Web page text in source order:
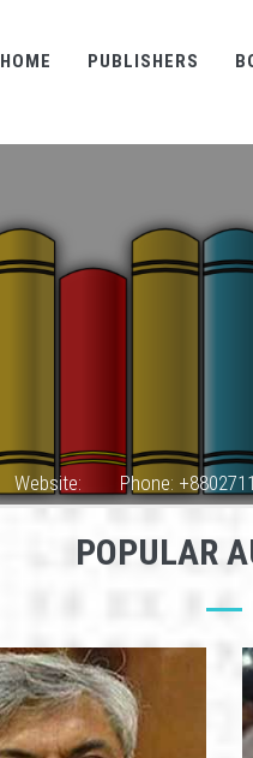
HOME PUBLISHERS
Website: Phone:
POPULAR